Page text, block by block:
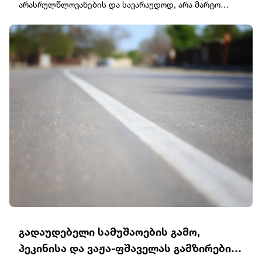
საბოლოოდ წინსვლაზე, რომელზეც გრემი წელზე მეტი
არასრულწლოვანების და სავარაუდოდ, არა მარტო
მიტანისას, "გლოვოს" კურიერია, უპატიოსნესი ობოლი
ბიჭი დავით დვალიშვილი, არის მძიმედ, გადაჰყავთ
საავადმყოფოში.დამირეკა ამწუთას, ია როგორც
ავალიანი მოკლეს ისე მკლავდნენ მეცო", - წერს
კვანტალიანი.
გადაუდებელი სამუშაოების გამო,
პეკინისა და ვაჟა-ფშაველას გამზირების